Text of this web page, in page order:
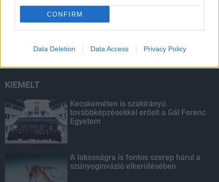
CONFIRM
Data Deletion Data Access Privacy Policy
Hétvégén rendezik a jubileumi Palóc
Triatlont
KIEMELT
Kecskeméten is szakirányú
továbbképzésekkel erősít a Gál Ferenc
Egyetem
A lakosságra is fontos szerep hárul a
szúnyoginvázió elkerülésében